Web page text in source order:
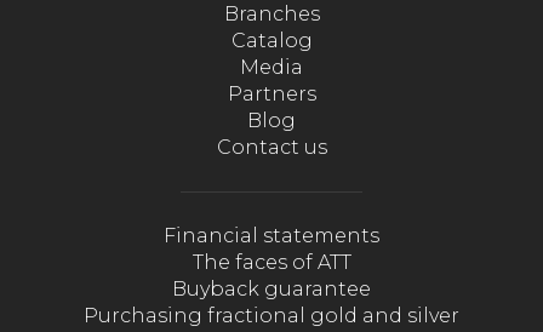
Branches
Catalog
Media
Partners
Blog
Contact us
Financial statements
The faces of ATT
Buyback guarantee
Purchasing fractional gold and silver